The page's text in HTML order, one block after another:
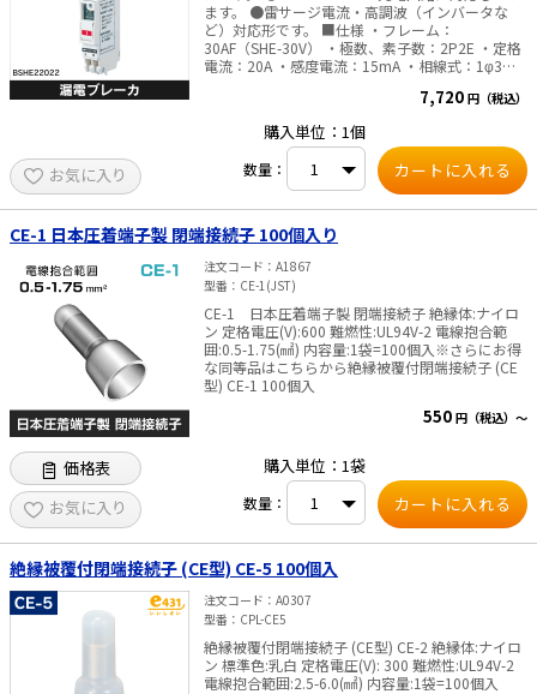
ます。 ●雷サージ電流・高調波（インバータな
ど）対応形です。 ■仕様 ・フレーム：
30AF（SHE-30V） ・極数、素子数：2P2E ・定格
電流：20A ・感度電流：15mA ・相線式：1φ3W
量：2.5kA ・動作時間：0.1秒以内 ・漏電・過電圧
表示方式：機械式表示 ・過電流引外し方式：熱
動・電磁式 ・外形寸法：H82.8×W16×D43mm
・質量：0.07kg ・色：ホワイト ・適合電線：
φ1.6・φ2.0・φ2.6 ※より線の場合は、専用棒圧着
端子をご使用ください。これ以外のものは使用で
きません。
7,720 円（税込）
お気に入り
購入単位：1個
数量：
CE-1 日本圧着端子製 閉端接続子 100個入り
注文コード
A1867
型番
CE-1(JST)
CE-1 日本圧着端子製 閉端接続子 絶縁体:ナイロ
ン 定格電圧(V):600 難燃性:UL94V-2 電線抱合範
囲:0.5-1.75(㎟) 内容量:1袋=100個入※さらにお得
な同等品はこちらから絶縁被覆付閉端接続子 (CE
型) CE-1 100個入
550 円（税込）～
価格表
お気に入り
購入単位：1袋
数量：
絶縁被覆付閉端接続子 (CE型) CE-5 100個入
注文コード
A0307
型番
CPL-CE5
絶縁被覆付閉端接続子 (CE型) CE-2 絶縁体:ナイロ
ン 標準色:乳白 定格電圧(V): 300 難燃性:UL94V-2
電線抱合範囲:2.5-6.0(㎟) 内容量:1袋=100個入